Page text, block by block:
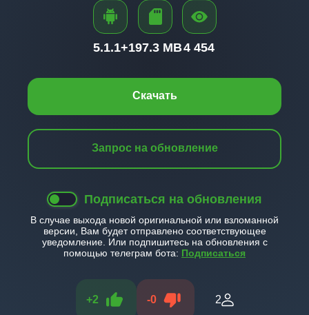
Скачать
Запрос на обновление
Подписаться на обновления
В случае выхода новой оригинальной или взломанной
версии, Вам будет отправлено соответствующее
уведомление. Или подпишитесь на обновления с
помощью телеграм бота: Подписаться
+2 -0 2
5.1.1+197.3 MB4 454